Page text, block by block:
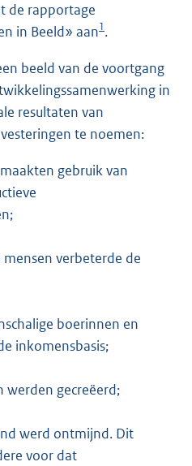
de rapportage
in Beeld» aan1.
beeld van de voortgang
in
resultaten van
te noemen:
gebruik van
verbeterde de
boerinnen en
inkomensbasis;
werden gecreëerd;
werd ontmijnd. Dit
voor dat